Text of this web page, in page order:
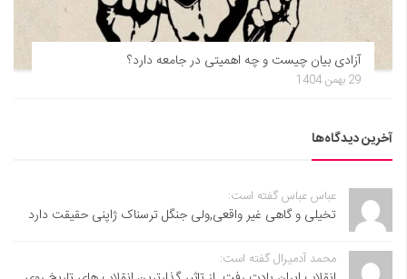
آزادی بیان چیست و چه اهمیتی در جامعه دارد؟
29 بهمن 1404
آخرین دیدگاه‌ها
عباس عباس گفته است:
تخیلی و گاهی غیر واقعی,ولی جنگل ترسناک ژاپنی حقیقت دارد
محمد آدمیرال گفته است: